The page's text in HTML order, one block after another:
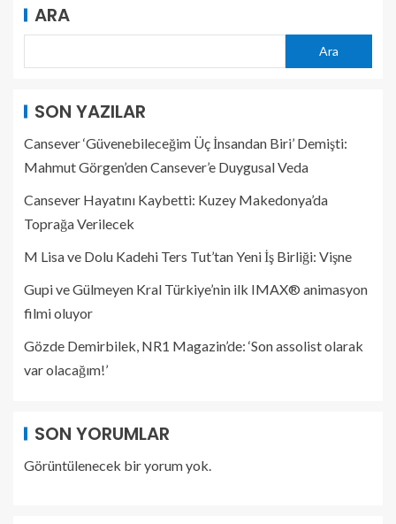
ARA
Ara
SON YAZILAR
Cansever ‘Güvenebileceğim Üç İnsandan Biri’ Demişti:
Mahmut Görgen’den Cansever’e Duygusal Veda
Cansever Hayatını Kaybetti: Kuzey Makedonya’da
Toprağa Verilecek
M Lisa ve Dolu Kadehi Ters Tut’tan Yeni İş Birliği: Vişne
Gupi ve Gülmeyen Kral Türkiye’nin ilk IMAX® animasyon
filmi oluyor
Gözde Demirbilek, NR1 Magazin’de: ‘Son assolist olarak
var olacağım!’
SON YORUMLAR
Görüntülenecek bir yorum yok.